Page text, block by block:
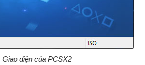
Giao diện của PCSX2